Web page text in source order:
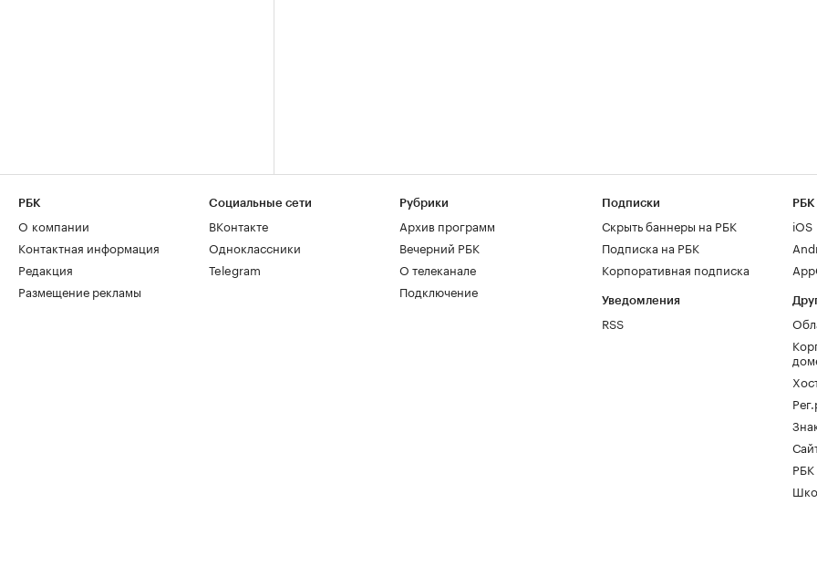
РБК
О компании
Контактная информация
Редакция
Размещение рекламы
Социальные сети
ВКонтакте
Одноклассники
Telegram
Рубрики
Архив программ
Вечерний РБК
О телеканале
Подключение
Подписки
Скрыть баннеры на РБК
Подписка на РБК
Корпоративная подписка
Уведомления
RSS
РБК
iOS